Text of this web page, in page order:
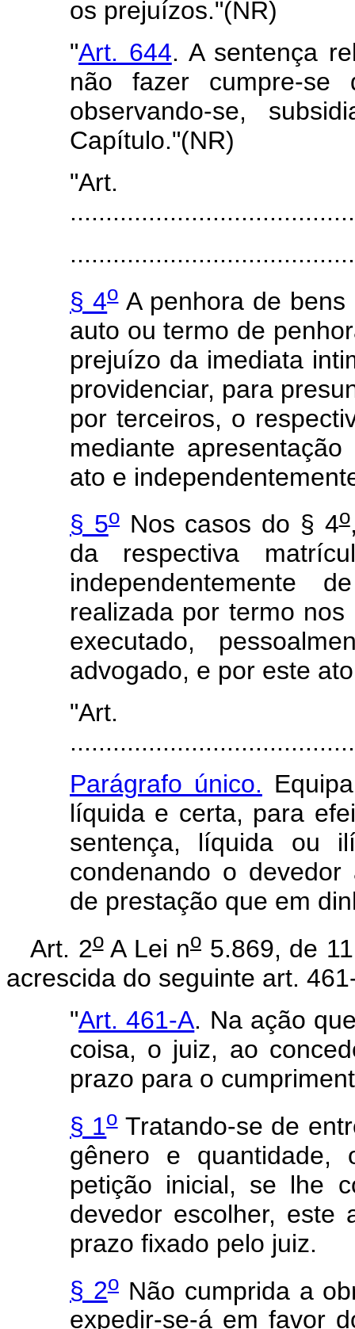
os prejuízos."(NR)
"Art. 644. A sentença
não fazer cumpre-
observando-se,
Capítulo."(NR)
§ 4oA penhora de bens
auto ou termo de
prejuízo da imediata
providenciar, para
por terceiros, o
mediante
ato e
§ 5oNos casos do § 4o
da respectiva
independentemente
realizada por termo
executado,
advogado, e por este
Parágrafo único.
líquida e certa, para
sentença, líquida ou
condenando o
de prestação que em
Art. 2oA Lei no 5.869, de
acrescida do seguinte art.
"Art. 461-A. Na ação
coisa, o juiz, ao
prazo para o
§ 1oTratando-se de
gênero e quantidade,
petição inicial, se lhe
devedor escolher, este
prazo fixado pelo juiz.
§ 2oNão cumprida a
expedir-se-á em favor